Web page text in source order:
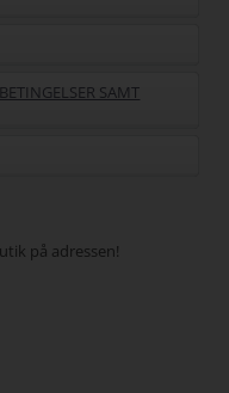
SAMT
på adressen!